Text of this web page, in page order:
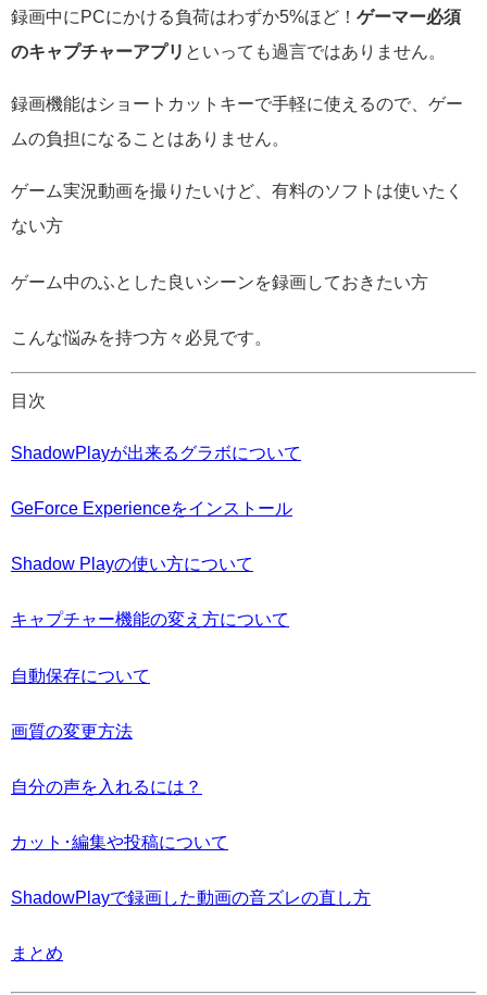
録画中にPCにかける負荷はわずか5%ほど！ ゲーマー必須
のキャプチャーアプリ といっても過言ではありません。
録画機能はショートカットキーで手軽に使えるので、ゲー
ムの負担になることはありません。
ゲーム実況動画を撮りたいけど、有料のソフトは使いたく
ない方
ゲーム中のふとした良いシーンを録画しておきたい方
こんな悩みを持つ方々必見です。
目次
ShadowPlayが出来るグラボについて
GeForce Experienceをインストール
Shadow Playの使い方について
キャプチャー機能の変え方について
自動保存について
画質の変更方法
自分の声を入れるには？
カット･編集や投稿について
ShadowPlayで録画した動画の音ズレの直し方
まとめ